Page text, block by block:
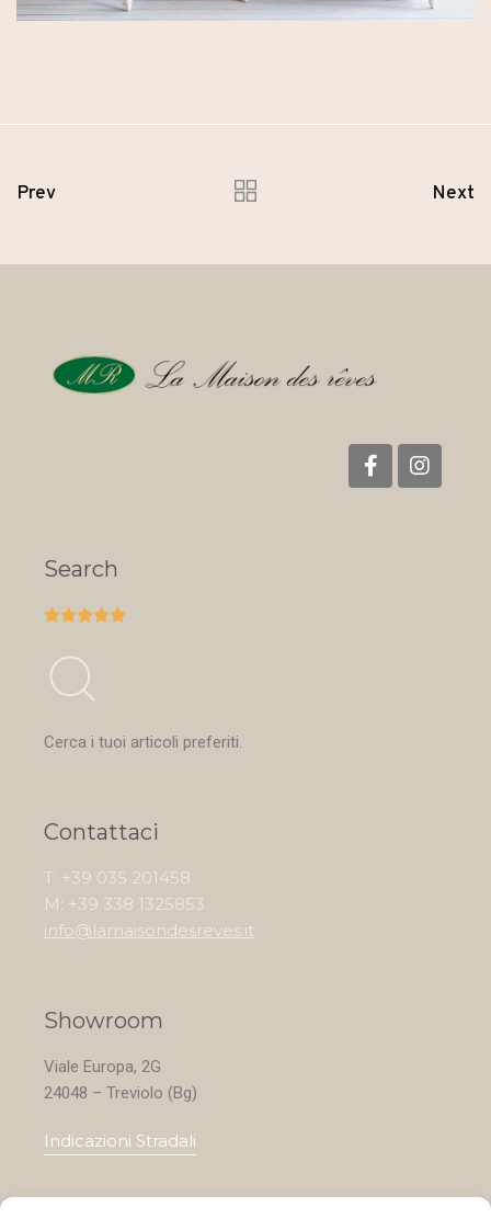
Prev Next
Search

Cerca i tuoi articoli preferiti.
Contattaci
T: +39 035 201458
M: +39 338 1325853
info@lamaisondesreves.it
Showroom
Viale Europa, 2G
24048 – Treviolo (Bg)
Indicazioni Stradali